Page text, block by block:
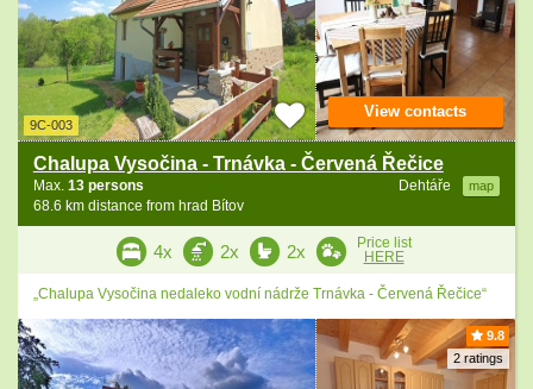
9C-003
Chalupa Vysočina - Trnávka - Červená Řečice
Dehtáře map
Max. 13 persons
68.6 km distance from hrad Bítov
View contacts
4x 2x 2x
Price list
HERE
„Chalupa Vysočina nedaleko vodní nádrže Trnávka - Červená Řečice“
9.8
2 ratings